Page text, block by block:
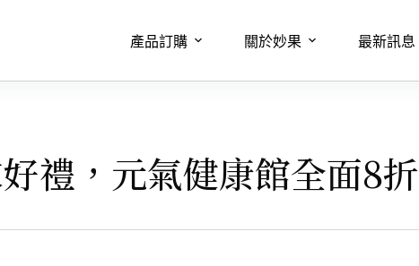
產品訂購 關於妙果 最新訊息
禮，元氣健康館全面8折